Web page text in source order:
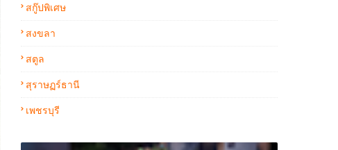
สกู๊ปพิเศษ
สงขลา
สตูล
สุราษฏร์ธานี
เพชรบุรี